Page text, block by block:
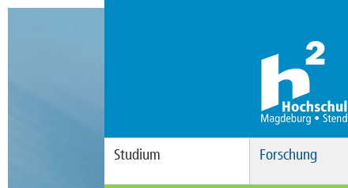
Studium Forschung